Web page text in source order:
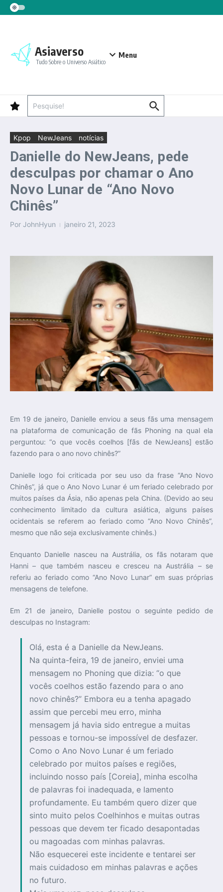
Ir para o conteúdo
Asiaverso
Tudo Sobre o Universo Asiático
Menu
Kpop NewJeans notícias
Danielle do NewJeans, pede
desculpas por chamar o Ano
Novo Lunar de “Ano Novo
Chinês”
Por JohnHyun janeiro 21, 2023
Em 19 de janeiro, Danielle enviou a seus fãs uma mensagem
na plataforma de comunicação de fãs Phoning na qual ela
perguntou: “o que vocês coelhos [fãs de NewJeans] estão
fazendo para o ano novo chinês?”
Danielle logo foi criticada por seu uso da frase “Ano Novo
Chinês”, já que o Ano Novo Lunar é um feriado celebrado por
muitos países da Ásia, não apenas pela China. (Devido ao seu
conhecimento limitado da cultura asiática, alguns países
ocidentais se referem ao feriado como “Ano Novo Chinês”,
mesmo que não seja exclusivamente chinês.)
Enquanto Danielle nasceu na Austrália, os fãs notaram que
Hanni – que também nasceu e cresceu na Austrália – se
referiu ao feriado como “Ano Novo Lunar” em suas próprias
mensagens de telefone.
Em 21 de janeiro, Danielle postou o seguinte pedido de
desculpas no Instagram:
Olá, esta é a Danielle da NewJeans.
Na quinta-feira, 19 de janeiro, enviei uma
mensagem no Phoning que dizia: “o que
vocês coelhos estão fazendo para o ano
novo chinês?” Embora eu a tenha apagado
assim que percebi meu erro, minha
mensagem já havia sido entregue a muitas
pessoas e tornou-se impossível de desfazer.
Como o Ano Novo Lunar é um feriado
celebrado por muitos países e regiões,
incluindo nosso país [Coreia], minha escolha
de palavras foi inadequada, e lamento
profundamente. Eu também quero dizer que
sinto muito pelos Coelhinhos e muitas outras
pessoas que devem ter ficado desapontadas
ou magoadas com minhas palavras.
Não esquecerei este incidente e tentarei ser
mais cuidadoso em minhas palavras e ações
no futuro.